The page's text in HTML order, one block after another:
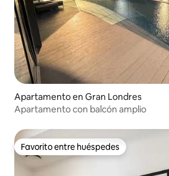
Apartamento en Gran Londres
Apartamento con balcón amplio
Favorito entre huéspedes
Favorito entre huéspedes